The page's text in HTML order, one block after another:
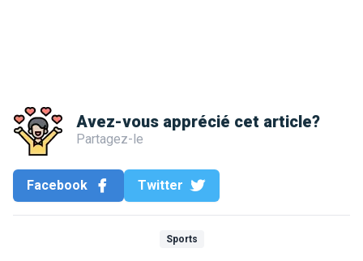
Avez-vous apprécié cet article?
Partagez-le
Facebook Twitter
Sports